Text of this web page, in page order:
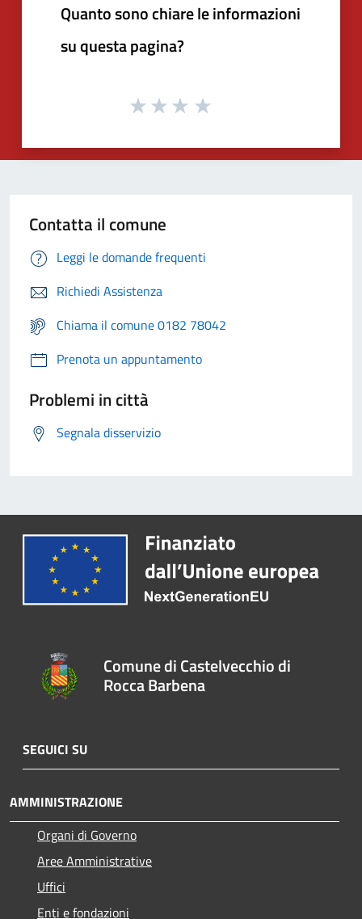
Quanto sono chiare le informazioni
su questa pagina?
Contatta il comune
Leggi le domande frequenti
Richiedi Assistenza
Chiama il comune 0182 78042
Prenota un appuntamento
Problemi in città
Segnala disservizio
Comune di Castelvecchio di
Rocca Barbena
SEGUICI SU
AMMINISTRAZIONE
Organi di Governo
Aree Amministrative
Uffici
Enti e fondazioni